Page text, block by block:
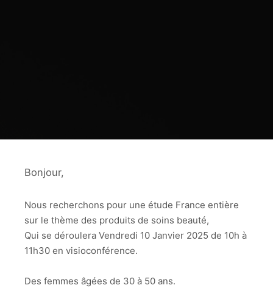
Bonjour,
Nous recherchons pour une étude France entière
sur le thème des produits de soins beauté,
Qui se déroulera Vendredi 10 Janvier 2025 de 10h à
11h30 en visioconférence.
Des femmes âgées de 30 à 50 ans.